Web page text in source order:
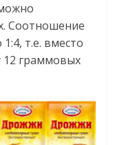
Соотношение
т.е. вместо
12 граммовых